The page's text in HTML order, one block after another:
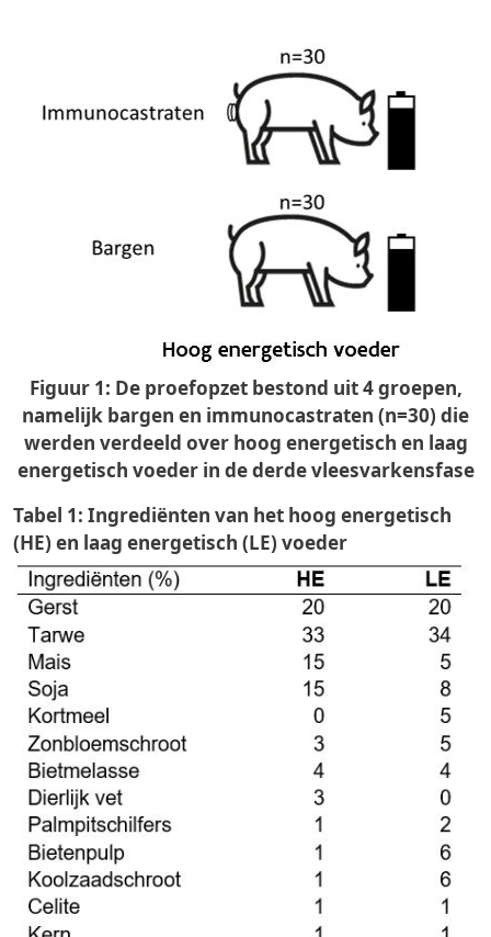
Figuur 1: De proefopzet bestond uit 4 groepen,
namelijk bargen en immunocastraten (n=30) die
werden verdeeld over hoog energetisch en laag
energetisch voeder in de derde vleesvarkensfase
Tabel 1: Ingrediënten van het hoog energetisch
(HE) en laag energetisch (LE) voeder